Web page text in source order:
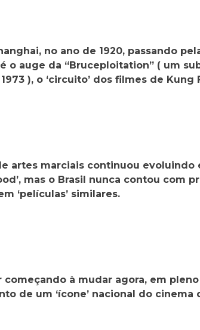
no ano de 1920, passando
o auge da “Bruceploitation” ( um
), o ‘circuito’ dos filmes de
artes marciais continuou evoluindo
mas o Brasil nunca contou com
‘películas’ similares.
à mudar agora, em
de um ‘ícone’ nacional do cinema